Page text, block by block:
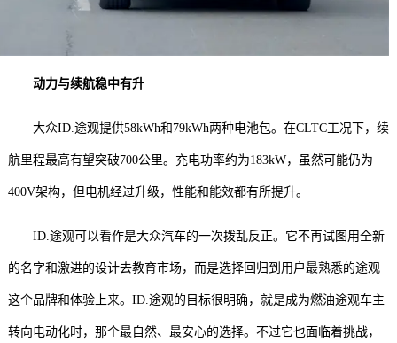
动力与续航稳中有升
大众ID.途观提供58kWh和79kWh两种电池包。在CLTC工况下，续
航里程最高有望突破700公里。充电功率约为183kW，虽然可能仍为
400V架构，但电机经过升级，性能和能效都有所提升。
ID.途观可以看作是大众汽车的一次拨乱反正。它不再试图用全新
的名字和激进的设计去教育市场，而是选择回归到用户最熟悉的途观
这个品牌和体验上来。ID.途观的目标很明确，就是成为燃油途观车主
转向电动化时，那个最自然、最安心的选择。不过它也面临着挑战，